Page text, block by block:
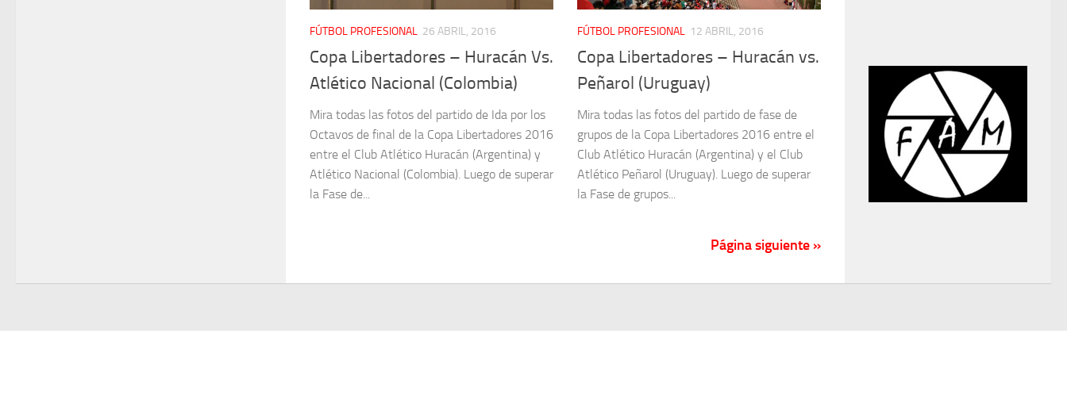
FÚTBOL PROFESIONAL 26 ABRIL, 2016
Copa Libertadores – Huracán Vs.
Atlético Nacional (Colombia)
Mira todas las fotos del partido de Ida por los
Octavos de final de la Copa Libertadores 2016
entre el Club Atlético Huracán (Argentina) y
Atlético Nacional (Colombia). Luego de superar
la Fase de...
FÚTBOL PROFESIONAL 12 ABRIL, 2016
Copa Libertadores – Huracán vs.
Peñarol (Uruguay)
Mira todas las fotos del partido de fase de
grupos de la Copa Libertadores 2016 entre el
Club Atlético Huracán (Argentina) y el Club
Atlético Peñarol (Uruguay). Luego de superar
la Fase de grupos...
Página siguiente »